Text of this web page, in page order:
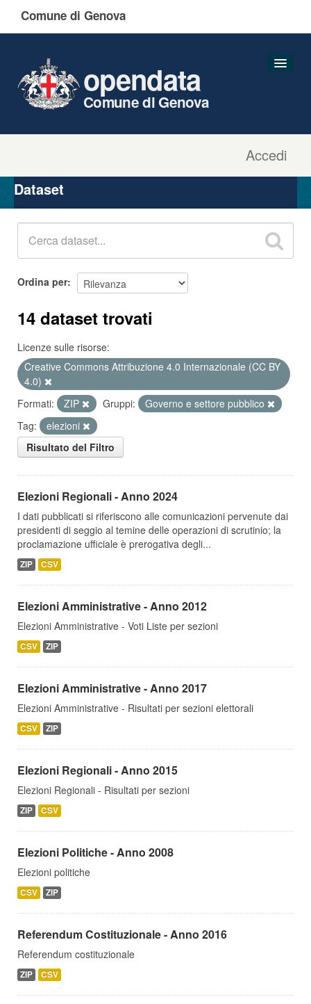
Comune di Genova
Accedi
opendata
Comune di Genova
Organizzazioni
Gruppi
Dataset
Ordina per
14 dataset trovati
Licenze sulle risorse:
Creative Commons Attribuzione 4.0 Internazionale (CC BY
4.0)
Formati:
ZIP Gruppi:
Governo e settore pubblico
Tag:
elezioni
Risultato del Filtro
Elezioni Regionali - Anno 2024
I dati pubblicati si riferiscono alle comunicazioni pervenute dai
presidenti di seggio al temine delle operazioni di scrutinio; la
proclamazione ufficiale è prerogativa degli...
ZIP CSV
Elezioni Amministrative - Anno 2012
Elezioni Amministrative - Voti Liste per sezioni
CSV ZIP
Elezioni Amministrative - Anno 2017
Elezioni Amministrative - Risultati per sezioni elettorali
CSV ZIP
Elezioni Regionali - Anno 2015
Elezioni Regionali - Risultati per sezioni
ZIP CSV
Elezioni Politiche - Anno 2008
Elezioni politiche
CSV ZIP
Referendum Costituzionale - Anno 2016
Referendum costituzionale
ZIP CSV